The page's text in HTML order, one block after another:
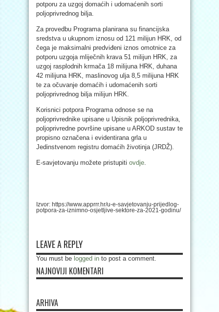
potporu za uzgoj domaćih i udomaćenih sorti
poljoprivrednog bilja.
Za provedbu Programa planirana su financijska
sredstva u ukupnom iznosu od 121 milijun HRK, od
čega je maksimalni predviđeni iznos omotnice za
potporu uzgoja mliječnih krava 51 milijun HRK, za
uzgoj rasplodnih krmača 18 milijuna HRK, duhana
42 milijuna HRK, maslinovog ulja 8,5 milijuna HRK
te za očuvanje domaćih i udomaćenih sorti
poljoprivrednog bilja milijun HRK.
Korisnici potpora Programa odnose se na
poljoprivrednike upisane u Upisnik poljoprivrednika,
poljoprivredne površine upisane u ARKOD sustav te
propisno označena i evidentirana grla u
Jedinstvenom registru domaćih životinja (JRDŽ).
E-savjetovanju možete pristupiti ovdje.
Izvor: https://www.apprrr.hr/u-e-savjetovanju-prijedlog-
potpora-za-iznimno-osjetljive-sektore-za-2021-godinu/
LEAVE A REPLY
You must be logged in to post a comment.
NAJNOVIJI KOMENTARI
ARHIVA